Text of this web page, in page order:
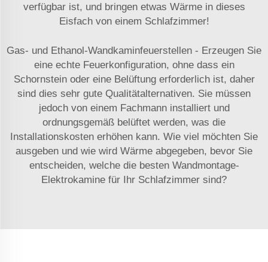
verfügbar ist, und bringen etwas Wärme in dieses
Eisfach von einem Schlafzimmer!
Gas- und Ethanol-Wandkaminfeuerstellen - Erzeugen Sie
eine echte Feuerkonfiguration, ohne dass ein
Schornstein oder eine Belüftung erforderlich ist, daher
sind dies sehr gute Qualitätalternativen. Sie müssen
jedoch von einem Fachmann installiert und
ordnungsgemäß belüftet werden, was die
Installationskosten erhöhen kann. Wie viel möchten Sie
ausgeben und wie wird Wärme abgegeben, bevor Sie
entscheiden, welche die besten Wandmontage-
Elektrokamine für Ihr Schlafzimmer sind?